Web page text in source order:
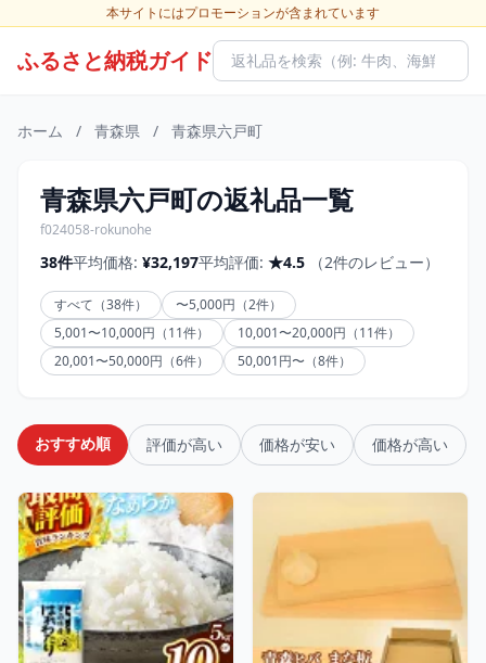
本サイトにはプロモーションが含まれています
ふるさと納税ガイド
ホーム / 青森県 / 青森県六戸町
青森県六戸町の返礼品一覧
f024058-rokunohe
38件平均価格: ¥32,197平均評価: ★4.5 （2件のレビュー）
すべて（38件）
〜5,000円（2件）
5,001〜10,000円（11件）
10,001〜20,000円（11件）
20,001〜50,000円（6件）
50,001円〜（8件）
おすすめ順 評価が高い 価格が安い 価格が高い